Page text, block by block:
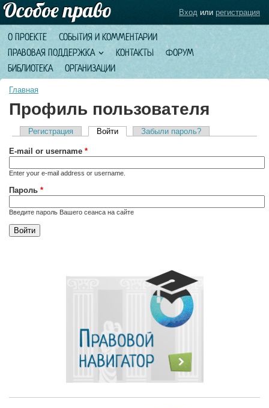
О ПРОЕКТЕ
СОБЫТИЯ И КОММЕНТАРИИ
ПРАВОВАЯ ПОДДЕРЖКА
КОНТАКТЫ
ФОРУМ
БИБЛИОТЕКА
ОРГАНИЗАЦИИ
Вход или регистрация
Главная
Профиль пользователя
Главные вкладки
Регистрация Войти(активная вкладка)
Забыли пароль?
E-mail or username *
Enter your e-mail address or username.
Пароль *
Введите пароль Вашего сеанса на сайте